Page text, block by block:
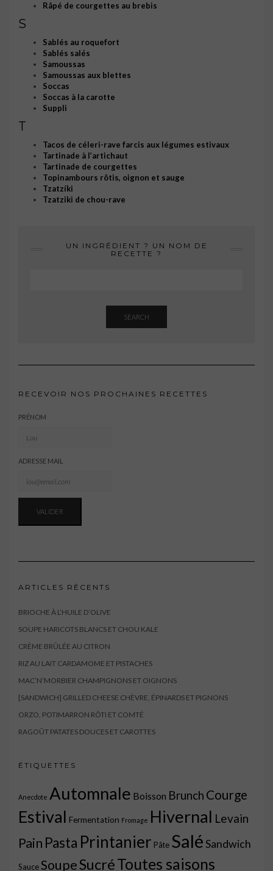
Râpé de courgettes au brebis
S
Sablés au roquefort
Sablés salés
Samoussas
Samoussas aux blettes
Soccas
Soccas à la carotte
Suppli
T
Tacos de céleri-rave farcis aux légumes estivaux
Tartinade à l’artichaut
Tartinade de courgettes
Topinambours rôtis, oignon et sauge
Tzatzíki
Tzatziki de chou-rave
UN INGRÉDIENT ? UN NOM DE
RECETTE ?
SEARCH
RECEVOIR NOS PROCHAINES RECETTES
PRÉNOM
ADRESSE MAIL
ARTICLES RÉCENTS
BRIOCHE À L’HUILE D’OLIVE
SOUPE HARICOTS BLANCS ET CHOU KALE
CRÈME BRÛLÉE AU CITRON
RIZ AU LAIT CARDAMOME ET PISTACHES
MAC’N’MORBIER CHAMPIGNONS ET OIGNONS
[SANDWICH] GRILLED CHEESE CHÈVRE, ÉPINARDS ET PIGNONS
ORZO, POTIMARRON RÔTI ET COMTÉ
RAGOÛT PATATES DOUCES ET CAROTTES
ÉTIQUETTES
Anecdote Automnale Boisson Brunch Courge
Estival Fermentation Fromage Hivernal Levain
Pain Pasta Printanier Pâte SaléSandwich
SauceSoupeSucréToutes saisons